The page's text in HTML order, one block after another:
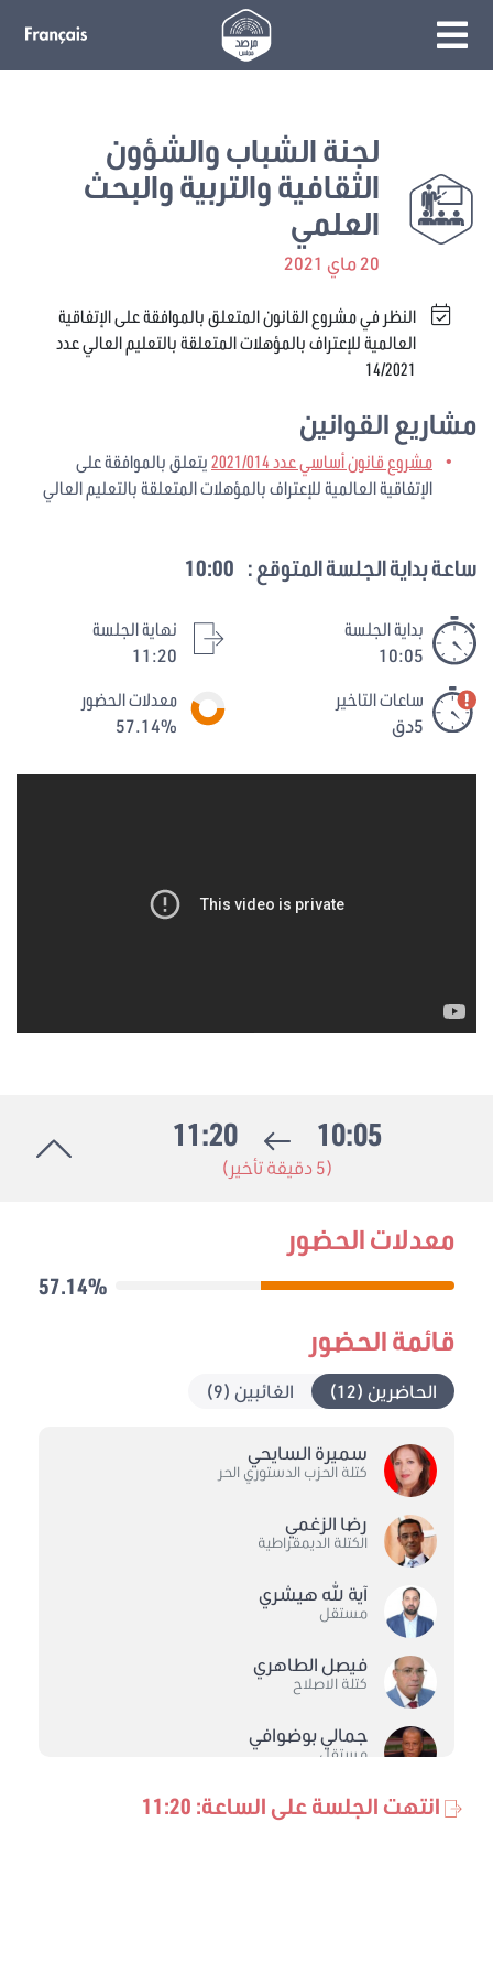
لجنة الشباب والشؤون
الثقافية والتربية والبحث
العلمي
20 ماي 2021
النظر في مشروع القانون المتعلق بالموافقة على الإتفاقية
العالمية للإعتراف بالمؤهلات المتعلقة بالتعليم العالي عدد
14/2021
مشاريع القوانين
مشروع قانون أساسي عدد 2021/014
يتعلق بالموافقة على
الإتفاقية العالمية للإعتراف بالمؤهلات المتعلقة بالتعليم العالي
ساعة بداية الجلسة المتوقع : 10:00
بداية الجلسة
10:05
نهاية الجلسة
11:20
ساعات التاخير
5دق
معدلات الحضور
57.14%
10:05
11:20
(5 دقيقة تأخير)
معدلات الحضور
57.14%
قائمة الحضور
الحاضرين (12) الغائبين (9)
سميرة السايحي
كتلة الحزب الدستوري الحر
رضا الزغمي
الكتلة الديمقراطية
آية الله هيشري
مستقل
فيصل الطاهري
كتلة الاصلاح
جمالي بوضوافي
مستقل
محبوبة بن ضيف الله
كتلة حركة النهضة
انتهت الجلسة على الساعة: 11:20